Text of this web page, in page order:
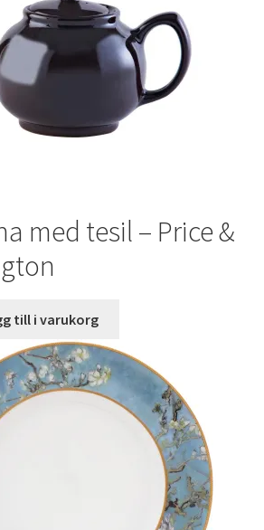
med tesil – Price &
till i varukorg